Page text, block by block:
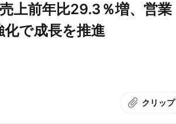
上前年比29.3％増、営業
で成長を推進
クリップ